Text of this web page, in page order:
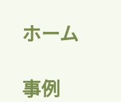
ホーム
事例